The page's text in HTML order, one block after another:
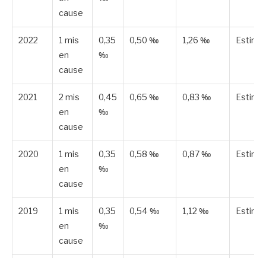
cause
2022
1 mis
en
cause
0,35
‰
0,50 ‰ 1,26 ‰
2021
2 mis
en
cause
0,45
‰
0,65 ‰ 0,83 ‰
2020
1 mis
en
cause
0,35
‰
0,58 ‰ 0,87 ‰
2019
1 mis
en
cause
0,35
‰
0,54 ‰ 1,12 ‰